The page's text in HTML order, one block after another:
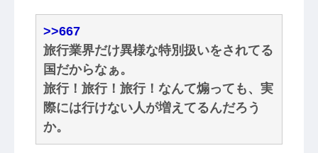
>>667
旅行業界だけ異様な特別扱いをされてる
国だからなぁ。
旅行！旅行！旅行！なんて煽っても、実
際には行けない人が増えてるんだろう
か。